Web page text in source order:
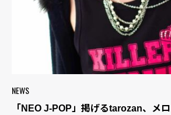
NEWS
「NEO J-POP」掲げるtarozan、メ